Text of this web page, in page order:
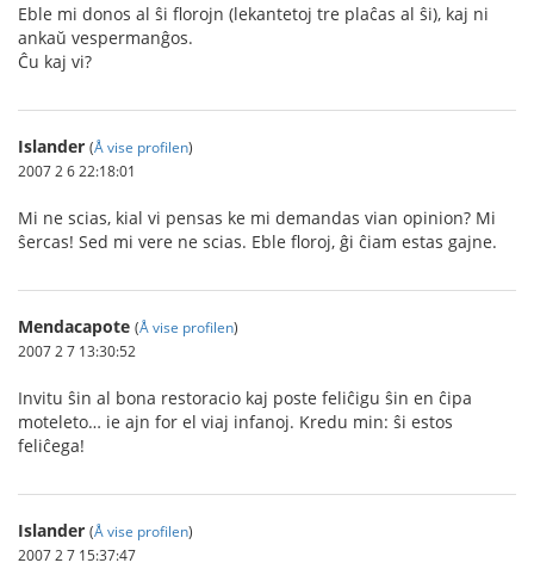
Eble mi donos al ŝi florojn (lekantetoj tre plaĉas al ŝi), kaj ni
ankaŭ vespermanĝos.
Ĉu kaj vi?
Islander (Å vise profilen)
2007 2 6 22:18:01
Mi ne scias, kial vi pensas ke mi demandas vian opinion? Mi
ŝercas! Sed mi vere ne scias. Eble floroj, ĝi ĉiam estas gajne.
Mendacapote (Å vise profilen)
2007 2 7 13:30:52
Invitu ŝin al bona restoracio kaj poste feliĉigu ŝin en ĉipa
moteleto… ie ajn for el viaj infanoj. Kredu min: ŝi estos
feliĉega!
Islander (Å vise profilen)
2007 2 7 15:37:47